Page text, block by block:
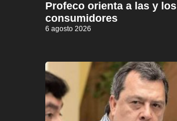
Profeco orienta a las y los
consumidores
6 agosto 2026